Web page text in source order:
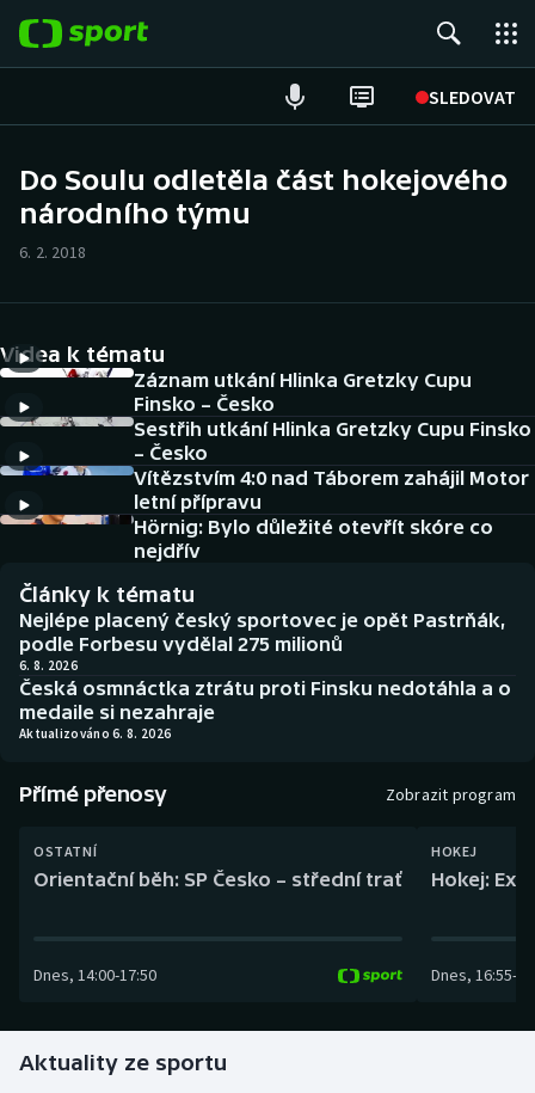
SLEDOVAT
Hokej
Cyklistika
DALŠÍ SPORTY
Americký fotbal
Baseball a softbal
Basketbal
Biatlon
Boby a skeleton
Box
Curling
Golf
NEPŘEHLÉDNĚTE
Historické návraty
Aplikace ČT sport
AZ kvíz
Do Soulu odletěla část hokejového
národního týmu
6. 2. 2018
Videa k tématu
Záznam utkání Hlinka Gretzky Cupu
Finsko – Česko
Sestřih utkání Hlinka Gretzky Cupu Finsko
– Česko
Vítězstvím 4:0 nad Táborem zahájil Motor
letní přípravu
Hörnig: Bylo důležité otevřít skóre co
nejdřív
Články k tématu
Nejlépe placený český sportovec je opět Pastrňák,
podle Forbesu vydělal 275 milionů
6. 8. 2026
Česká osmnáctka ztrátu proti Finsku nedotáhla a o
medaile si nezahraje
Aktualizováno 6. 8. 2026
Přímé přenosy Zobrazit program
OSTATNÍ
Orientační běh: SP Česko – střední trať
Dnes, 14:00-17:50
HOKEJ
Hokej:
Dnes, 16:55-
Aktuality ze sportu